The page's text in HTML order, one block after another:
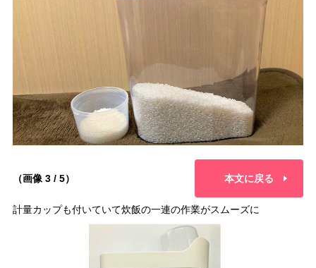
（画像 3 / 5） 本文に戻る
計量カップも付いていて炊飯の一連の作業がスムーズに